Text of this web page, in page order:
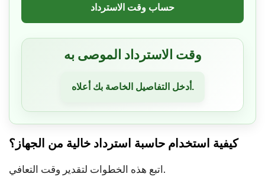
حساب وقت الاسترداد
وقت الاسترداد الموصى به
أدخل التفاصيل الخاصة بك أعلاه.
كيفية استخدام حاسبة استرداد خالية من الجهاز؟
اتبع هذه الخطوات لتقدير وقت التعافي.